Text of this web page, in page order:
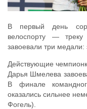
В первый день
велоспорту —
завоевали три медали:
Действующие
Дарья Шмелева
В финале
оказались сильнее
Фогель).